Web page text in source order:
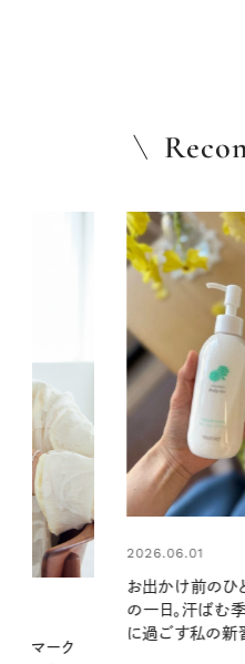
2026.06.01
暑い夏のナイト
える夜の爽やか